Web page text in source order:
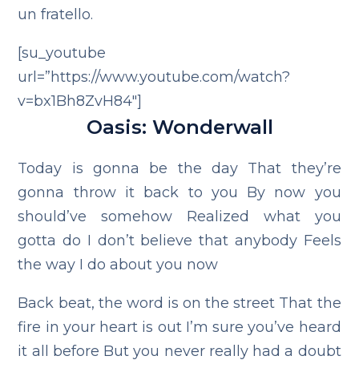
un fratello.
[su_youtube
url=”https://www.youtube.com/watch?
v=bx1Bh8ZvH84″]
Oasis: Wonderwall
Today is gonna be the dayThat they’re
gonna throw it back to you By now you
should’ve somehow Realized what you
gotta do I don’t believe that anybodyFeels
the way I do about you now
Back beat, the word is on the street That the
fire in your heart is outI’m sure you’ve heard
it all before But you never really had a doubt